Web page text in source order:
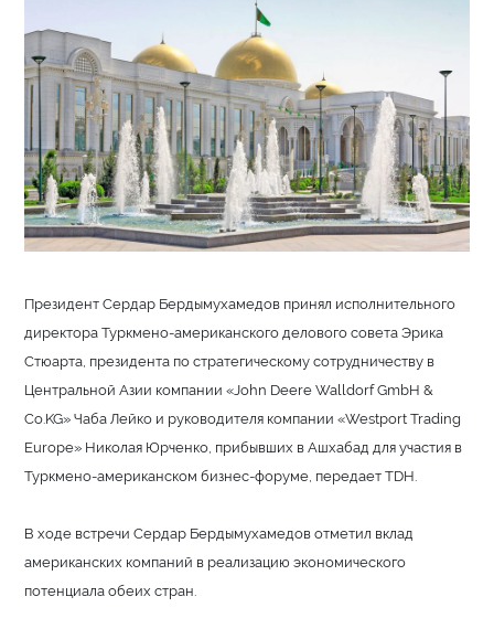
Президент Сердар Бердымухамедов принял исполнительного
директора Туркмено-американского делового совета Эрика
Стюарта, президента по стратегическому сотрудничеству в
Центральной Азии компании «John Deere Walldorf GmbH &
Сo.KG» Чаба Лейко и руководителя компании «Westport Trading
Europe» Николая Юрченко, прибывших в Ашхабад для участия в
Туркмено-американском бизнес-форуме, передает TDH.
В ходе встречи Сердар Бердымухамедов отметил вклад
американских компаний в реализацию экономического
потенциала обеих стран.